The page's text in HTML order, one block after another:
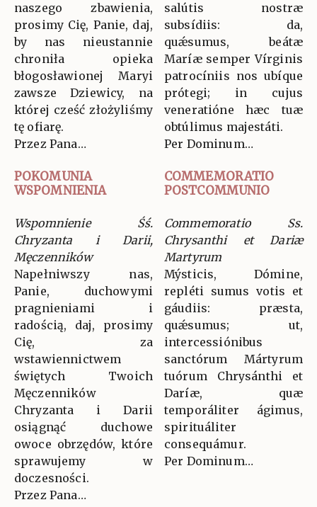
naszego zbawienia,
prosimy Cię, Panie, daj,
by nas nieustannie
chroniła opieka
błogosławionej Maryi
zawsze Dziewicy, na
której cześć złożyliśmy
tę ofiarę.
Przez Pana…
salútis nostræ
subsídiis: da,
quǽsumus, beátæ
Maríæ semper Vírginis
patrocíniis nos ubíque
prótegi; in cujus
veneratióne hæc tuæ
obtúlimus majestáti.
Per Dominum…
POKOMUNIA
WSPOMNIENIA
COMMEMORATIO
POSTCOMMUNIO
Wspomnienie Śś.
Chryzanta i Darii,
Męczenników
Napełniwszy nas,
Panie, duchowymi
pragnieniami i
radością, daj, prosimy
Cię, za
wstawiennictwem
świętych Twoich
Męczenników
Chryzanta i Darii
osiągnąć duchowe
owoce obrzędów, które
sprawujemy w
doczesności.
Przez Pana…
Commemoratio Ss.
Chrysanthi et Dariæ
Martyrum
Mýsticis, Dómine,
repléti sumus votis et
gáudiis: præsta,
quǽsumus; ut,
intercessiónibus
sanctórum Mártyrum
tuórum Chrysánthi et
Daríæ, quæ
temporáliter ágimus,
spirituáliter
consequámur.
Per Dominum…